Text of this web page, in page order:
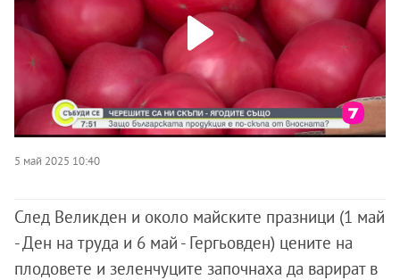
5 май 2025 10:40
След Великден и около майските празници (1 май
- Ден на труда и 6 май - Гергьовден) цените на
плодовете и зеленчуците започнаха да варират в